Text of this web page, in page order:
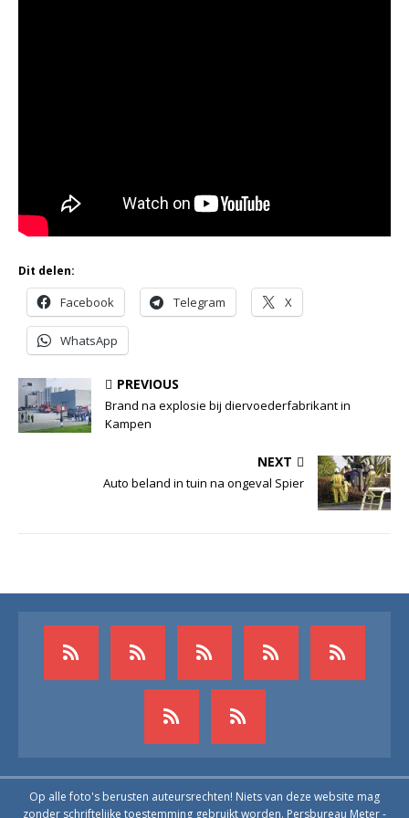
Dit delen:
Facebook Telegram X
WhatsApp
PREVIOUS
Brand na explosie bij diervoederfabrikant in
Kampen
NEXT
Auto beland in tuin na ongeval Spier
Op alle foto's berusten auteursrechten! Niets van deze website mag
zonder schriftelijke toestemming gebruikt worden. Persbureau Meter -